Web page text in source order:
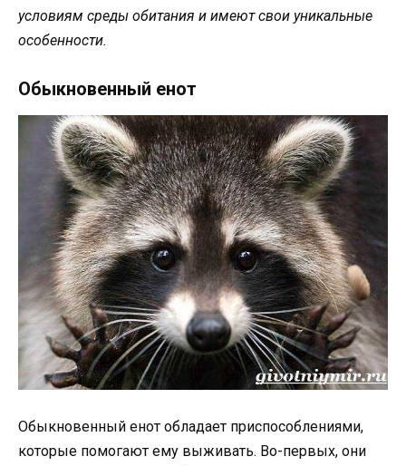
условиям среды обитания и имеют свои уникальные
особенности.
Обыкновенный енот
Обыкновенный енот обладает приспособлениями,
которые помогают ему выживать. Во-первых, они